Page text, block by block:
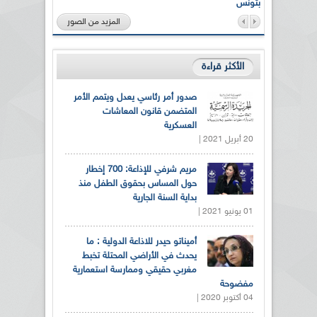
بتونس
المزيد من الصور
الأكثر قراءة
صدور أمر رئاسي يعدل ويتمم الأمر
المتضمن قانون المعاشات
العسكرية
20 أبريل 2021 |
مريم شرفي للإذاعة: 700 إخطار
حول المساس بحقوق الطفل منذ
بداية السنة الجارية
01 يونيو 2021 |
أميناتو حيدر للاذاعة الدولية : ما
يحدث في الأراضي المحتلة تخبط
مغربي حقيقي وممارسة استعمارية
مفضوحة
04 أكتوبر 2020 |